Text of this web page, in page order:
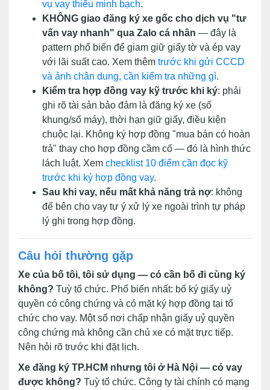
vụ vay thiếu minh bạch.
KHÔNG giao đăng ký xe gốc cho dịch vụ "tư
vấn vay nhanh" qua Zalo cá nhân — đây là
pattern phổ biến để giam giữ giấy tờ và ép vay
với lãi suất cao. Xem thêm trước khi gửi CCCD
và ảnh chân dung, cần kiểm tra những gì.
Kiểm tra hợp đồng vay kỹ trước khi ký: phải
ghi rõ tài sản bảo đảm là đăng ký xe (số
khung/số máy), thời hạn giữ giấy, điều kiện
chuộc lại. Không ký hợp đồng "mua bán có hoàn
trả" thay cho hợp đồng cầm cố — đó là hình thức
lách luật. Xem checklist 10 điểm cần đọc kỹ
trước khi ký hợp đồng vay.
Sau khi vay, nếu mất khả năng trả nợ: không
để bên cho vay tự ý xử lý xe ngoài trình tự pháp
lý ghi trong hợp đồng.
Câu hỏi thường gặp
Xe của bố tôi, tôi sử dụng — có cần bố đi cùng ký
không? Tuỳ tổ chức. Phổ biến nhất: bố ký giấy uỷ
quyền có công chứng và có mặt ký hợp đồng tại tổ
chức cho vay. Một số nơi chấp nhận giấy uỷ quyền
công chứng mà không cần chủ xe có mặt trực tiếp.
Nên hỏi rõ trước khi đặt lịch.
Xe đăng ký TP.HCM nhưng tôi ở Hà Nội — có vay
được không? Tuỳ tổ chức. Công ty tài chính có mạng